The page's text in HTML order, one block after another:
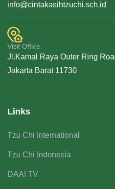
info@cintakasihtzuchi.sch.id
Visit Office
Jl.Kamal Raya Outer Ring
Jakarta Barat 11730
Links
Tzu Chi International
Tzu Chi Indonesia
DAAI TV